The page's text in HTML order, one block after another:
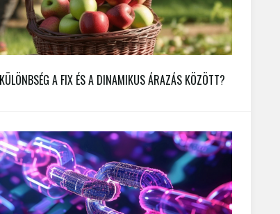
A FIX ÉS A DINAMIKUS ÁRAZÁS KÖZÖTT?